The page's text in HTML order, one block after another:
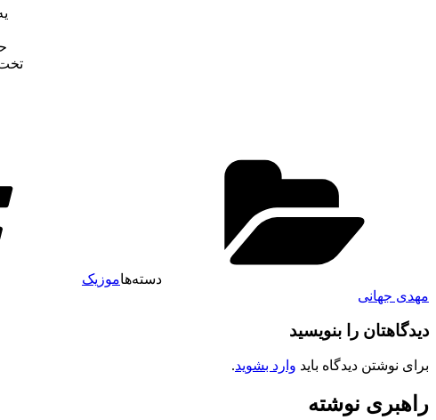
دسته‌هاموزیک
مهدی جهانی
دیدگاهتان را بنویسید
برای نوشتن دیدگاه باید وارد بشوید.
راهبری نوشته